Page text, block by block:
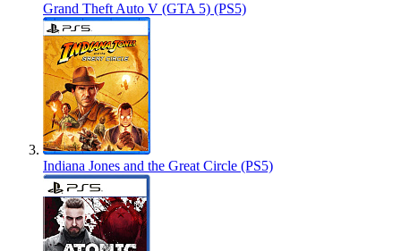
Grand Theft Auto V (GTA 5) (PS5)
Indiana Jones and the Great Circle (PS5)